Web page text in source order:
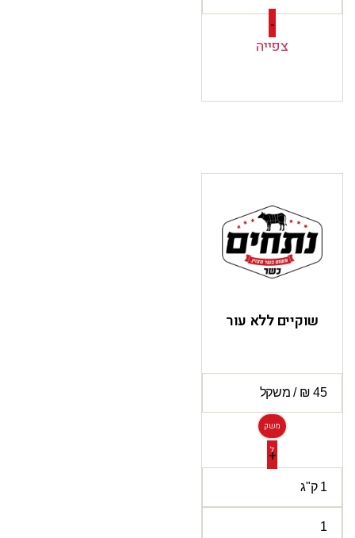
-
צפייה
שוקיים ללא עור
משק
ל
+